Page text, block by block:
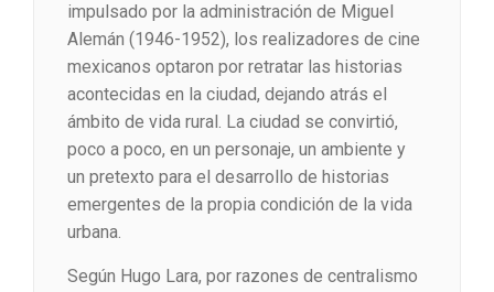
impulsado por la administración de Miguel
Alemán (1946-1952), los realizadores de cine
mexicanos optaron por retratar las historias
acontecidas en la ciudad, dejando atrás el
ámbito de vida rural. La ciudad se convirtió,
poco a poco, en un personaje, un ambiente y
un pretexto para el desarrollo de historias
emergentes de la propia condición de la vida
urbana.
Según Hugo Lara, por razones de centralismo